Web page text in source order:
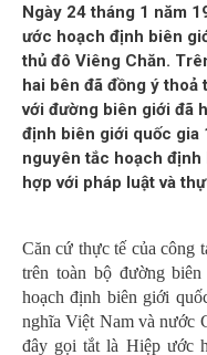
Ngày 24 tháng 1 năm
ước hoạch định biên
thủ đô Viêng Chăn.
hai bên đã đồng ý thoả
với đường biên giới đã
định biên giới quốc gia
nguyên tắc hoạch
hợp với pháp luật và
Căn cứ thực tế của công
trên toàn bộ đường
hoạch định biên giới
nghĩa Việt Nam và nước
đây gọi tắt là Hiệp ước